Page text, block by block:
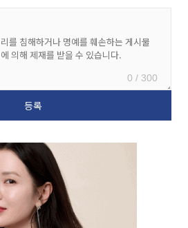
0 / 300